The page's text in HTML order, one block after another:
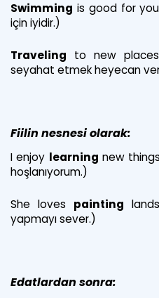
Swimming is good for
için iyidir.)
Traveling to new
seyahat etmek heyecan
Fiilin nesnesi olarak:
I enjoy learning new
hoşlanıyorum.)
She loves painting
yapmayı sever.)
Edatlardan sonra: